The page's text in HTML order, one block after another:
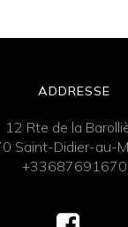
ADDRESSE
12 Rte de la
Saint-Didier-au-
+33687691670